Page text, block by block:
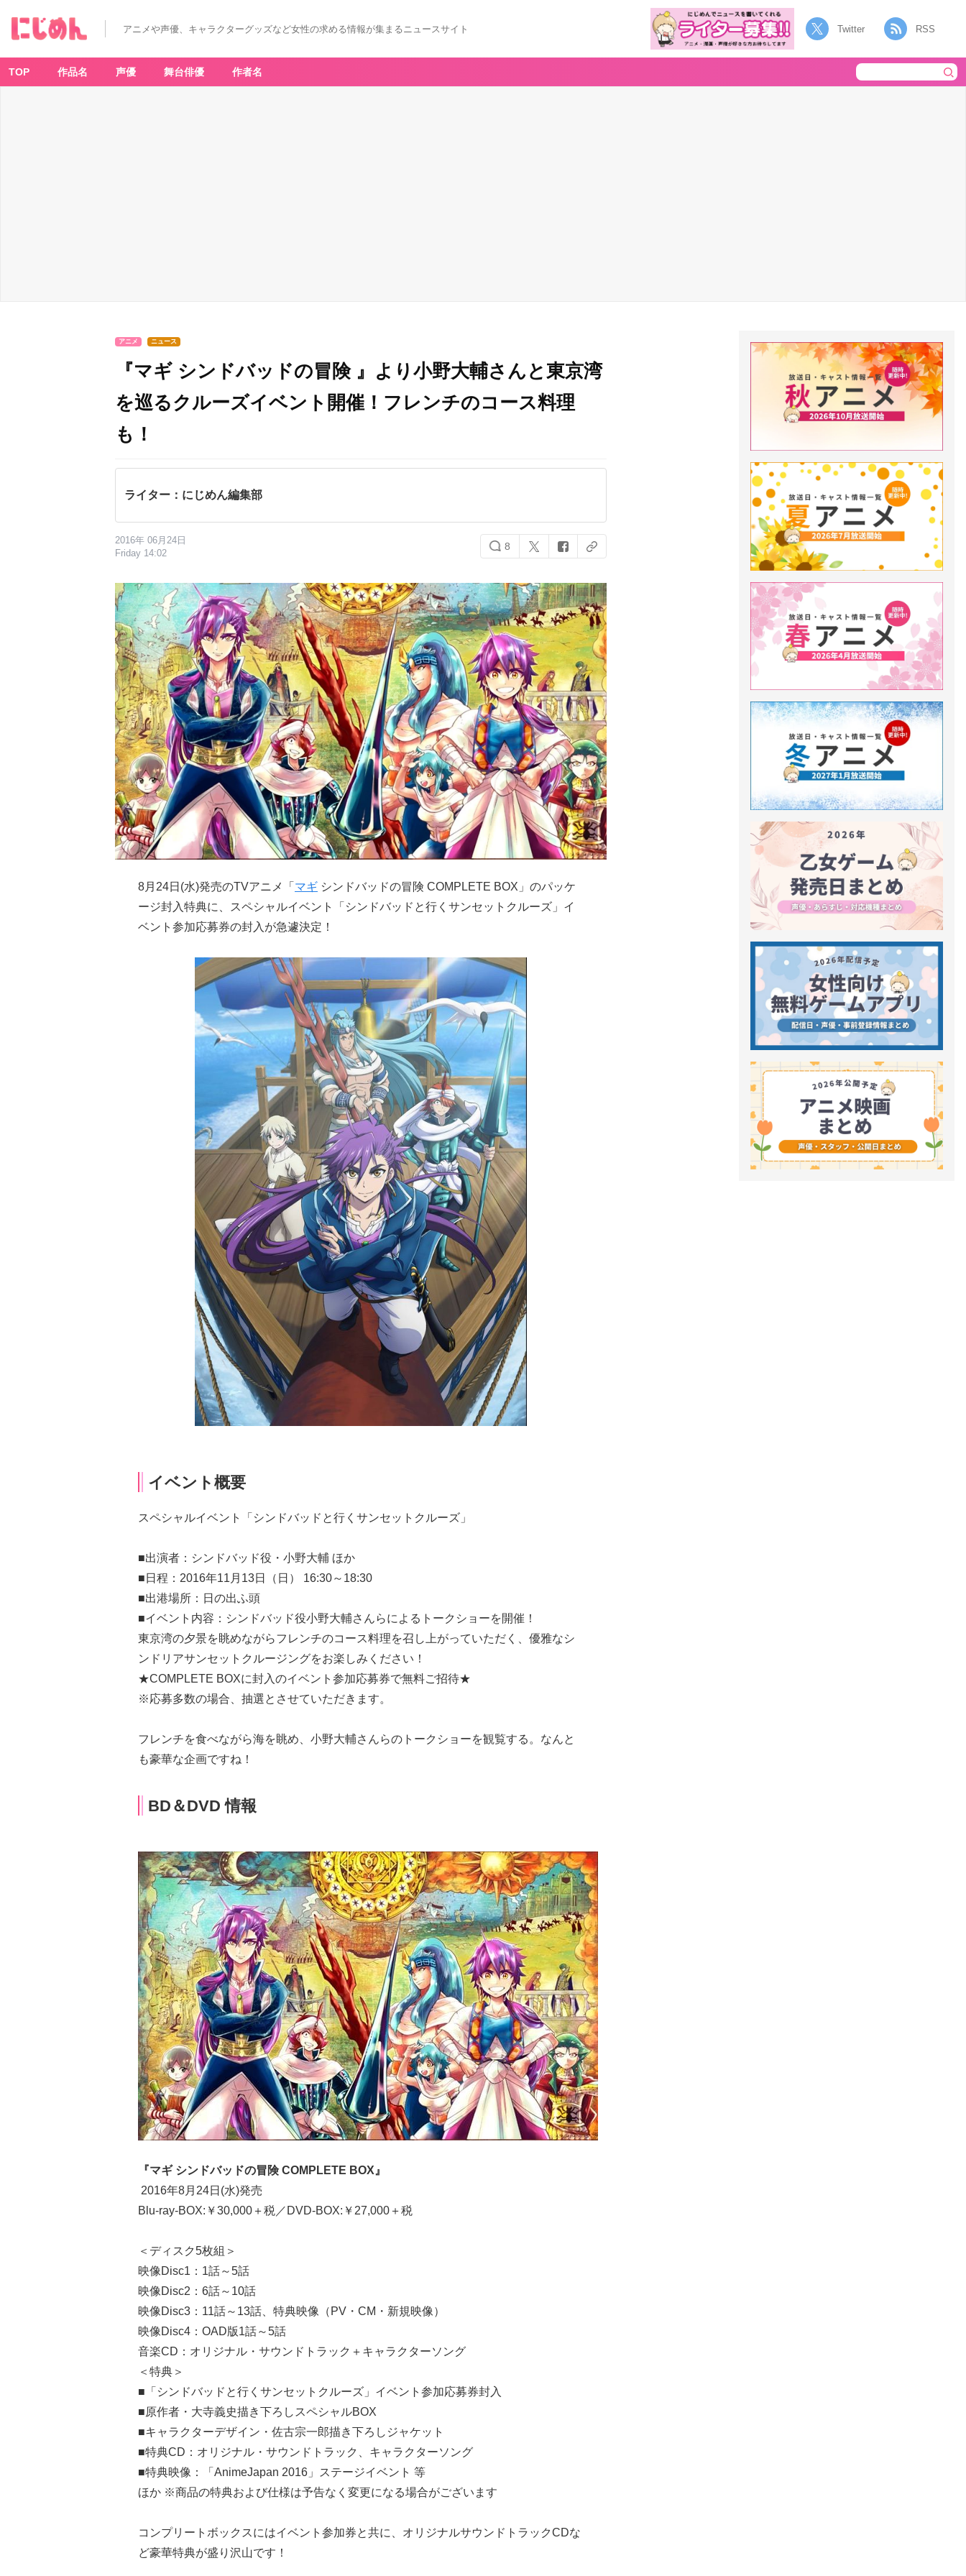
アニメや声優、キャラクターグッズなど女性の求める情報が集まるニュースサイト Twitter RSS
TOP 作品名 声優 舞台俳優 作者名
アニメ ニュース
『マギ シンドバッドの冒険 』より小野大輔さんと東京湾
を巡るクルーズイベント開催！フレンチのコース料理
も！
ライター：にじめん編集部
2016年 06月24日
Friday 14:02
8
8月24日(水)発売のTVアニメ「 マギ シンドバッドの冒険 COMPLETE BOX」のパッケ
ージ封入特典に、スペシャルイベント「シンドバッドと行くサンセットクルーズ」イ
ベント参加応募券の封入が急遽決定！
イベント概要
スペシャルイベント「シンドバッドと行くサンセットクルーズ」
■出演者：シンドバッド役・小野大輔 ほか
■日程：2016年11月13日（日） 16:30～18:30
■出港場所：日の出ふ頭
■イベント内容：シンドバッド役小野大輔さんらによるトークショーを開催！
東京湾の夕景を眺めながらフレンチのコース料理を召し上がっていただく、優雅なシ
ンドリアサンセットクルージングをお楽しみください！
★COMPLETE BOXに封入のイベント参加応募券で無料ご招待★
※応募多数の場合、抽選とさせていただきます。
フレンチを食べながら海を眺め、小野大輔さんらのトークショーを観覧する。なんと
も豪華な企画ですね！
BD＆DVD 情報
『マギ シンドバッドの冒険 COMPLETE BOX』
2016年8月24日(水)発売
Blu-ray-BOX:￥30,000＋税／DVD-BOX:￥27,000＋税
＜ディスク5枚組＞
映像Disc1：1話～5話
映像Disc2：6話～10話
映像Disc3：11話～13話、特典映像（PV・CM・新規映像）
映像Disc4：OAD版1話～5話
音楽CD：オリジナル・サウンドトラック＋キャラクターソング
＜特典＞
■「シンドバッドと行くサンセットクルーズ」イベント参加応募券封入
■原作者・大寺義史描き下ろしスペシャルBOX
■キャラクターデザイン・佐古宗一郎描き下ろしジャケット
■特典CD：オリジナル・サウンドトラック、キャラクターソング
■特典映像：「AnimeJapan 2016」ステージイベント 等
ほか ※商品の特典および仕様は予告なく変更になる場合がございます
コンプリートボックスにはイベント参加券と共に、オリジナルサウンドトラックCDな
ど豪華特典が盛り沢山です！